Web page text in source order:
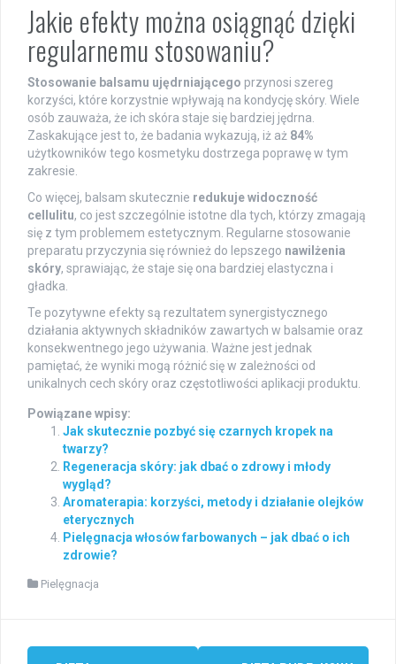
Jakie efekty można osiągnąć dzięki
regularnemu stosowaniu?
Stosowanie balsamu ujędrniającego przynosi szereg
korzyści, które korzystnie wpływają na kondycję skóry. Wiele
osób zauważa, że ich skóra staje się bardziej jędrna.
Zaskakujące jest to, że badania wykazują, iż aż 84%
użytkowników tego kosmetyku dostrzega poprawę w tym
zakresie.
Co więcej, balsam skutecznie redukuje widoczność
cellulitu, co jest szczególnie istotne dla tych, którzy zmagają
się z tym problemem estetycznym. Regularne stosowanie
preparatu przyczynia się również do lepszego nawilżenia
skóry, sprawiając, że staje się ona bardziej elastyczna i
gładka.
Te pozytywne efekty są rezultatem synergistycznego
działania aktywnych składników zawartych w balsamie oraz
konsekwentnego jego używania. Ważne jest jednak
pamiętać, że wyniki mogą różnić się w zależności od
unikalnych cech skóry oraz częstotliwości aplikacji produktu.
Powiązane wpisy:
Jak skutecznie pozbyć się czarnych kropek na
twarzy?
Regeneracja skóry: jak dbać o zdrowy i młody
wygląd?
Aromaterapia: korzyści, metody i działanie olejków
eterycznych
Pielęgnacja włosów farbowanych – jak dbać o ich
zdrowie?
Pielęgnacja